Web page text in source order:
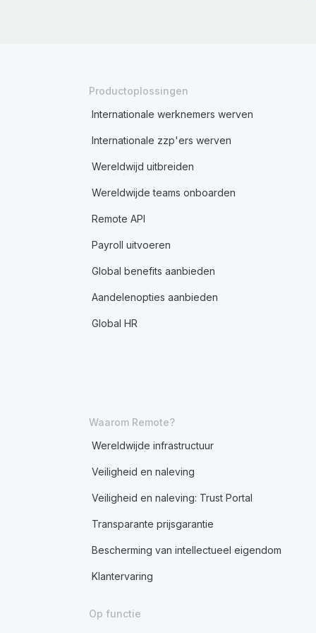
Productoplossingen
Internationale werknemers werven
Internationale zzp'ers werven
Wereldwijd uitbreiden
Wereldwijde teams onboarden
Remote API
Payroll uitvoeren
Global benefits aanbieden
Aandelenopties aanbieden
Global HR
Waarom Remote?
Wereldwijde infrastructuur
Veiligheid en naleving
Veiligheid en naleving: Trust Portal
Transparante prijsgarantie
Bescherming van intellectueel eigendom
Klantervaring
Op functie